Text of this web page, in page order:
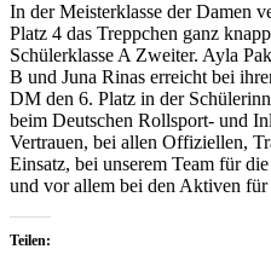
In der Meisterklasse der Damen
Platz 4 das Treppchen ganz
Schülerklasse A Zweiter. Ayla
B und Juna Rinas erreicht bei
DM den 6. Platz in der
beim Deutschen Rollsport- und
Vertrauen, bei allen Offiziellen,
Einsatz, bei unserem Team für
und vor allem bei den Aktiven
Teilen: